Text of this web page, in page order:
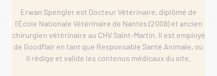
Erwan Spengler est Docteur Vétérinaire, diplômé de
l'École Nationale Vétérinaire de Nantes (2008) et ancien
chirurgien vétérinaire au CHV Saint-Martin. Il est employé
de Goodflair en tant que Responsable Santé Animale, où
il rédige et valide les contenus médicaux du site.